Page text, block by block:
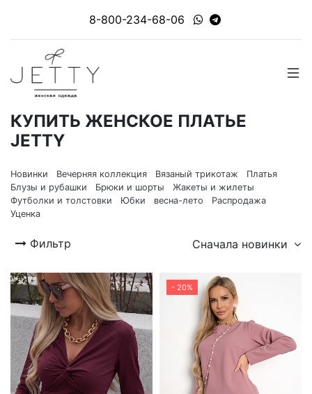
8-800-234-68-06
КУПИТЬ ЖЕНСКОЕ ПЛАТЬЕ
JETTY
Новинки Вечерняя коллекция Вязаный трикотаж
Платья
Блузы и рубашки
Брюки и шорты
Жакеты и жилеты
Футболки и толстовки
Юбки весна-лето
Распродажа
Уценка
Фильтр Сначала новинки
- 20%